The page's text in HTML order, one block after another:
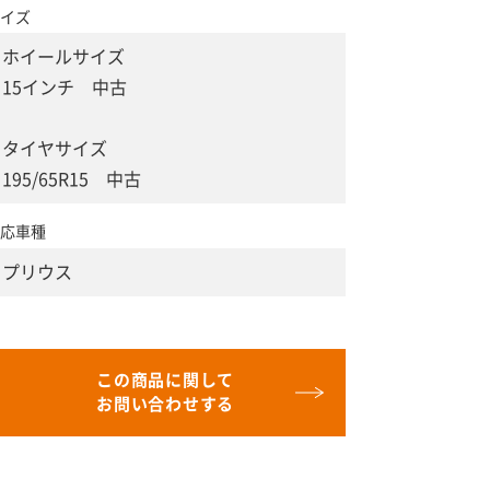
ズ
ホイールサイズ
15インチ 中古
タイヤサイズ
195/65R15 中古
車種
プリウス
この商品に関して
お問い合わせする